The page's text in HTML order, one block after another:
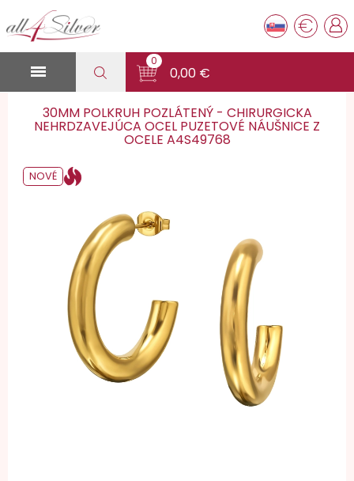
€

0
0,00 €
30MM POLKRUH POZLÁTENÝ - CHIRURGICKA
NEHRDZAVEJÚCA OCEL PUZETOVÉ NÁUŠNICE Z
OCELE A4S49768
NOVÉ